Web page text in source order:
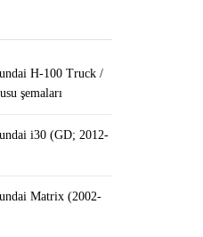
2009-
H-100 Truck /
şemaları
i30 (GD; 2012-
Matrix (2002-